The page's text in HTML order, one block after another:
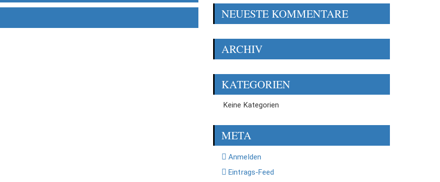
NEUESTE KOMMENTARE
ARCHIV
KATEGORIEN
Keine Kategorien
META
Anmelden
Eintrags-Feed